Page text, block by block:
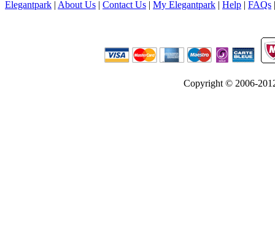
Elegantpark | About Us | Contact Us | My Elegantpark | Help | FAQs
Copyright © 2006-